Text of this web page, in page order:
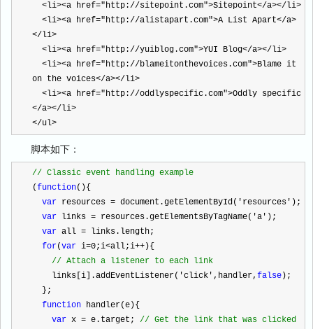
<li><a href="http://sitepoint.com">Sitepoint</a></ li>
<li><a href="http://alistapart.com">A List Apart</a>
</ li>
<li><a href="http://yuiblog.com">YUI Blog</a></ li>
<li><a href="http://blameitonthevoices.com">Blame it
on the voices</a></ li>
<li><a href="http://oddlyspecific.com">Oddly specific
</a></ li>
</ul>
脚本如下：
// Classic event handling example
(function(){
var resources = document.getElementById( ' resources ' );
var links = resources.getElementsByTagName( 'a ' );
var all = links.length;
for(var i=0;i<all;i++ ){
// Attach a listener to each link
    links[i].addEventListener(
'click ' ,handler, false );
  };
function handler(e){
var x = e.target; // Get the link that was clicked